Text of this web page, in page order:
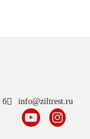
б info@ziltrest.ru